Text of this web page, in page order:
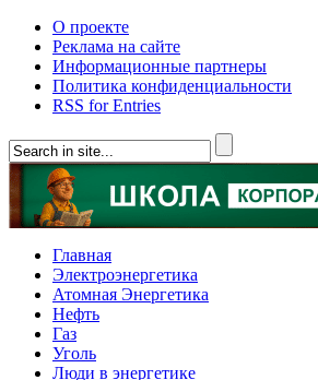
О проекте
Реклама на сайте
Информационные партнеры
Политика конфиденциальности
RSS for Entries
Главная
Электроэнергетика
Атомная Энергетика
Нефть
Газ
Уголь
Люди в энергетике